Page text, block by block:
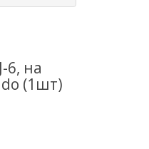
6, на
(1шт)